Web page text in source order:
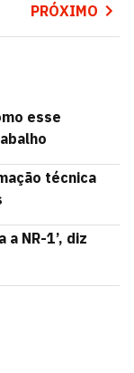
PRÓXIMO
esse
técnica
NR-1’, diz